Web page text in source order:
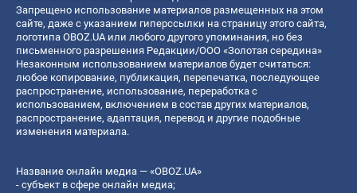
Запрещено использование материалов размещенных на этом
сайте, даже с указанием гиперссылки на страницу этого сайта,
логотипа OBOZ.UA или любого другого упоминания, но без
письменного разрешения Редакции/ООО «Золотая середина»
Незаконным использованием материалов будет считаться:
любое копирование, публикация, перепечатка, последующее
распространение, использование, переработка с
использованием, включением в состав других материалов,
распространение, адаптация, перевод и другие подобные
изменения материала.
Название онлайн медиа — «OBOZ.UA»
- субъект в сфере онлайн медиа;